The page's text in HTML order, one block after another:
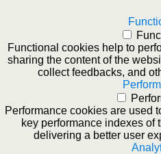
Functional cookies help to
sharing the content of the
collect feedbacks, and
Performance cookies are used
key performance indexes of
delivering a better user